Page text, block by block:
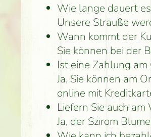
Wie lange dauert
Unsere Sträuße
Wann kommt der
Sie können bei der
Ist eine Zahlung
Ja, Sie können am
online mit
Liefern Sie auch
Ja, der Szirom